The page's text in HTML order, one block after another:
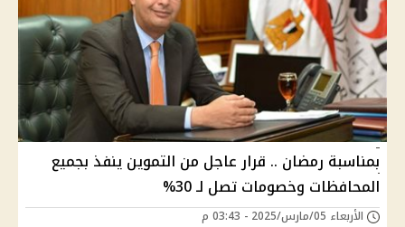
بمناسبة رمضان .. قرار عاجل من التموين ينفذ بجميع
المحافظات وخصومات تصل لـ 30%
الأربعاء 05/مارس/2025 - 03:43 م